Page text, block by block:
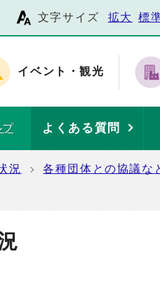
文字サイズ 拡大 標
イベント・観光
プ よくある質問
況 各種団体との協議な